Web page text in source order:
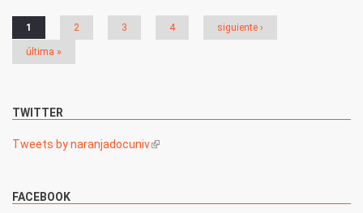
Páginas
1 2 3 4 siguiente ›
última »
TWITTER
Tweets by naranjadocuniv(link is external)
FACEBOOK